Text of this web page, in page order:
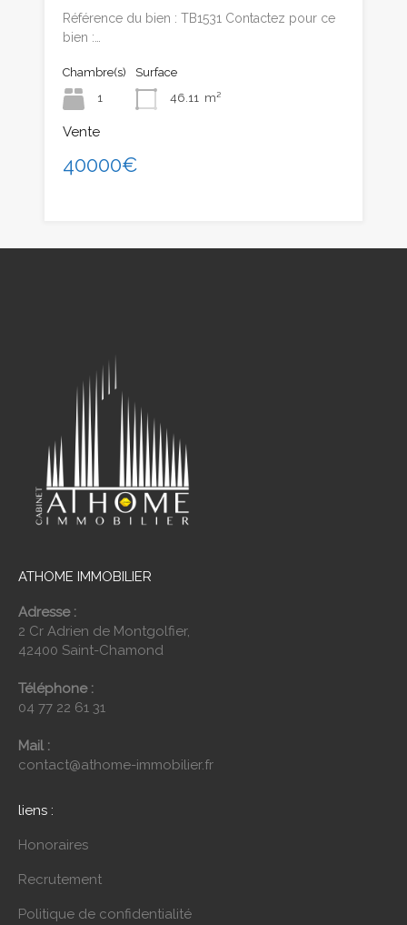
Référence du bien : TB1531 Contactez pour ce
bien :…
Chambre(s)
1
Surface
46.11 m²
Vente
40000€
ATHOME IMMOBILIER
Adresse :
2 Cr Adrien de Montgolfier,
42400 Saint-Chamond
Téléphone :
04 77 22 61 31
Mail :
contact@athome-immobilier.fr
liens :
Honoraires
Recrutement
Politique de confidentialité